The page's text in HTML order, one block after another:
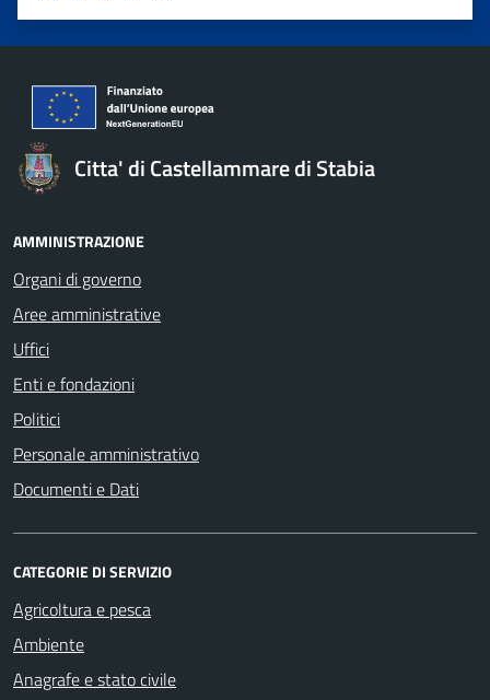
Valuta 5 stelle su 5
Valuta 4 stelle su 5
Valuta 3 stelle su 5
Valuta 2 stelle su 5
Valuta 1 stelle su 5
Citta' di Castellammare di Stabia
AMMINISTRAZIONE
Organi di governo
Aree amministrative
Uffici
Enti e fondazioni
Politici
Personale amministrativo
Documenti e Dati
CATEGORIE DI SERVIZIO
Agricoltura e pesca
Ambiente
Anagrafe e stato civile